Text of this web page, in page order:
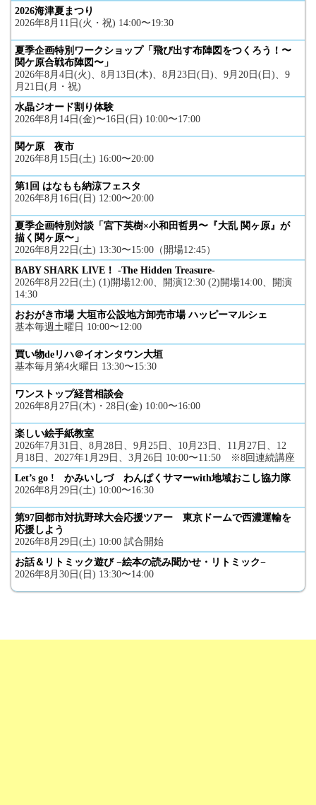
2026海津夏まつり
2026年8月11日(火・祝) 14:00〜19:30
夏季企画特別ワークショップ「飛び出す布陣図をつくろう！〜
関ケ原合戦布陣図〜」
2026年8月4日(火)、8月13日(木)、8月23日(日)、9月20日(日)、9
月21日(月・祝)
水晶ジオード割り体験
2026年8月14日(金)〜16日(日) 10:00〜17:00
関ケ原 夜市
2026年8月15日(土) 16:00〜20:00
第1回 はなもも納涼フェスタ
2026年8月16日(日) 12:00〜20:00
夏季企画特別対談「宮下英樹×小和田哲男〜『大乱 関ヶ原』が
描く関ヶ原〜」
2026年8月22日(土) 13:30〜15:00（開場12:45）
BABY SHARK LIVE！ -The Hidden Treasure-
2026年8月22日(土) (1)開場12:00、開演12:30 (2)開場14:00、開演
14:30
おおがき市場 大垣市公設地方卸売市場 ハッピーマルシェ
基本毎週土曜日 10:00〜12:00
買い物deリハ＠イオンタウン大垣
基本毎月第4火曜日 13:30〜15:30
ワンストップ経営相談会
2026年8月27日(木)・28日(金) 10:00〜16:00
楽しい絵手紙教室
2026年7月31日、8月28日、9月25日、10月23日、11月27日、12
月18日、2027年1月29日、3月26日 10:00〜11:50 ※8回連続講座
Let’s go ! かみいしづ わんぱくサマーwith地域おこし協力隊
2026年8月29日(土) 10:00〜16:30
第97回都市対抗野球大会応援ツアー 東京ドームで西濃運輸を
応援しよう
2026年8月29日(土) 10:00 試合開始
お話＆リトミック遊び −絵本の読み聞かせ・リトミック−
2026年8月30日(日) 13:30〜14:00